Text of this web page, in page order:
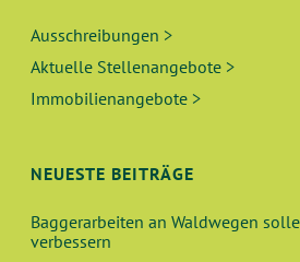
Ausschreibungen >
Aktuelle Stellenangebote >
Immobilienangebote >
NEUESTE BEITRÄGE
Baggerarbeiten an Waldwegen
verbessern